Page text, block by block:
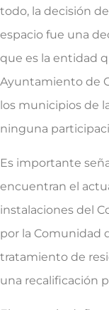
todo, la decisión
espacio fue una
que es la entidad
Ayuntamiento de
los municipios de
ninguna
Es importante
encuentran el
instalaciones del
por la Comunidad
tratamiento de
una recalificación